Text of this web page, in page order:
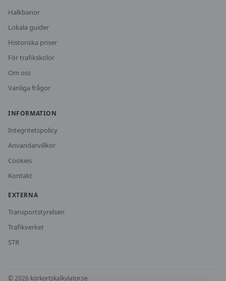
Halkbanor
Lokala guider
Historiska priser
För trafikskolor
Om oss
Vanliga frågor
INFORMATION
Integritetspolicy
Användarvillkor
Cookies
Kontakt
EXTERNA
Transportstyrelsen
Trafikverket
STR
©2026 körkortskalkylator.se